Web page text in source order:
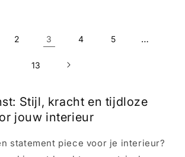
2 3 4 5 …
13
Stijl, kracht en tijdloze
jouw interieur
statement piece voor je interieur?